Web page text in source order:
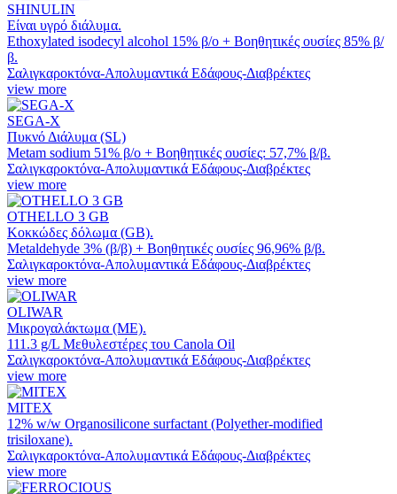
SHINULIN
Είναι υγρό διάλυμα.
Ethoxylated isodecyl alcohol 15% β/ο + Bοηθητικές ουσίες 85% β/
β.
Σαλιγκαροκτόνα-Απολυμαντικά Εδάφους-Διαβρέκτες
view more
SEGA-X
Πυκνό Διάλυμα (SL)
Metam sodium 51% β/ο + Bοηθητικές ουσίες: 57,7% β/β.
Σαλιγκαροκτόνα-Απολυμαντικά Εδάφους-Διαβρέκτες
view more
OTHELLO 3 GB
Κοκκώδες δόλωμα (GB).
Metaldehyde 3% (β/β) + Βοηθητικές ουσίες 96,96% β/β.
Σαλιγκαροκτόνα-Απολυμαντικά Εδάφους-Διαβρέκτες
view more
OLIWAR
Μικρογαλάκτωμα (ΜΕ).
111.3 g/L Mεθυλεστέρες του Canola Oil
Σαλιγκαροκτόνα-Απολυμαντικά Εδάφους-Διαβρέκτες
view more
MITEX
12% w/w Organosilicone surfactant (Polyether-modified
trisiloxane).
Σαλιγκαροκτόνα-Απολυμαντικά Εδάφους-Διαβρέκτες
view more